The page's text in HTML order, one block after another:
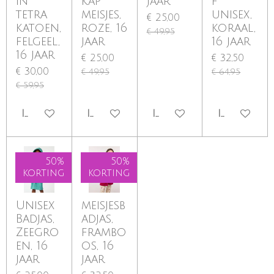
tetra
katoen,
felgeel,
16 jaar
€ 30,00
€ 59,95
IN WINKELWAGEN
meisjes,
roze, 16
jaar
€ 25,00
€ 49,95
IN WINKELWAGEN
€ 25,00
€ 49,95
IN WINKELWAGEN
unisex,
koraal,
16 jaar
€ 32,50
€ 64,95
IN
50%
korting
Unisex
Badjas,
Zeegro
en, 16
jaar
50%
korting
meisjesb
adjas,
frambo
os, 16
jaar